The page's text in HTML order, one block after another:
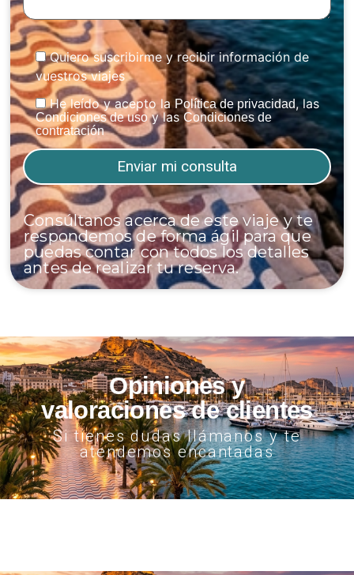
Quiero suscribirme y recibir información de
vuestros viajes
He leído y acepto laPolítica de privacidad , las
Condiciones de uso y lasCondiciones de
contratación
Consúltanos acerca de este viaje y te
respondemos de forma ágil para que
puedas contar con todos los detalles
antes de realizar tu reserva.
Opiniones y
valoraciones de clientes
Si tienes dudas llámanos y te
atendemos encantadas